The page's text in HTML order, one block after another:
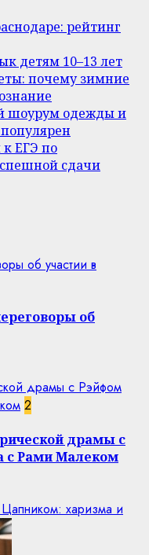
рейтинг
детям 10–13 лет
почему зимние
шоурум одежды и
ЕГЭ по
сдачи
об участии в
об
драмы с Рэйфом
2
драмы с
с Рами Малеком
харизма и